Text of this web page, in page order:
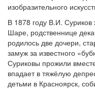
изобразительного
В 1878 году В.И. Суриков
Шаре, родственнице
родилось две дочери,
замуж за известного
Суриковы прожили
впадает в тяжёлую
детьми в Красноярск,